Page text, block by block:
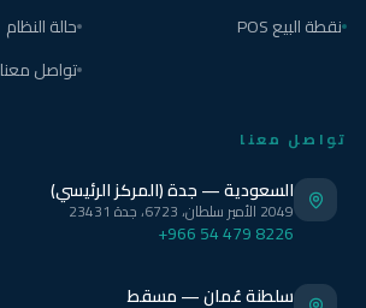
نقطة البيع POS
حالة النظام
تواصل معنا
تواصل معنا
السعودية — جدة (المركز الرئيسي)
2049 الأمير سلطان، 6723، جدة 23431
+966 54 479 8226
سلطنة عُمان — مسقط